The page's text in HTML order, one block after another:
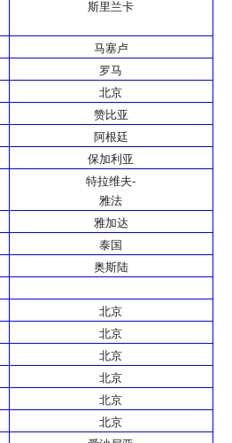
斯里兰卡
马塞卢
罗马
北京
赞比亚
阿根廷
保加利亚
特拉维夫-
雅法
雅加达
泰国
奥斯陆
北京
北京
北京
北京
北京
北京